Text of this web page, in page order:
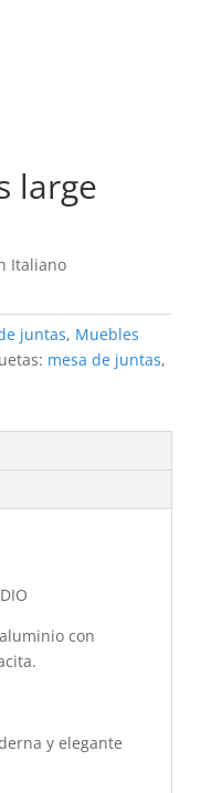
large
Italiano
juntas, Muebles
mesa de juntas,
con
y elegante